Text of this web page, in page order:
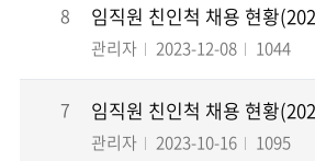
8 임직원 친인척 채용 현황
관리자 2023-12-08 1044
7 임직원 친인척 채용 현황
관리자 2023-10-16 1095